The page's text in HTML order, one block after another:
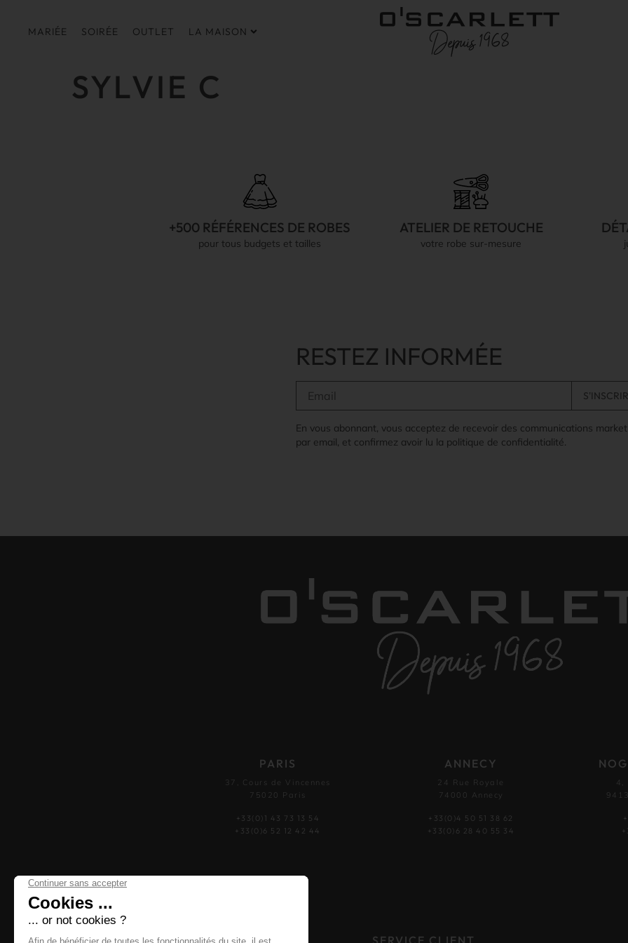
MARIÉE SOIRÉE OUTLET LA MAISON
SYLVIE C
+500 RÉFÉRENCES DE ROBES
pour tous budgets et tailles
ATELIER DE RETOUCHE
votre robe sur-mesure
RESTEZ INFORMÉE
En vous abonnant, vous acceptez de recevoir des communications
par email, et confirmez avoir lu la politique de confidentialité.
PARIS
37, Cours de Vincennes
75020 Paris
+33(0)1 43 73 13 54
+33(0)6 52 12 42 44
ANNECY
24 Rue Royale
74000 Annecy
+33(0)4 50 51 38 62
+33(0)6 28 40 55 34
4,
O'SCARLETT SERVICE CLIENT